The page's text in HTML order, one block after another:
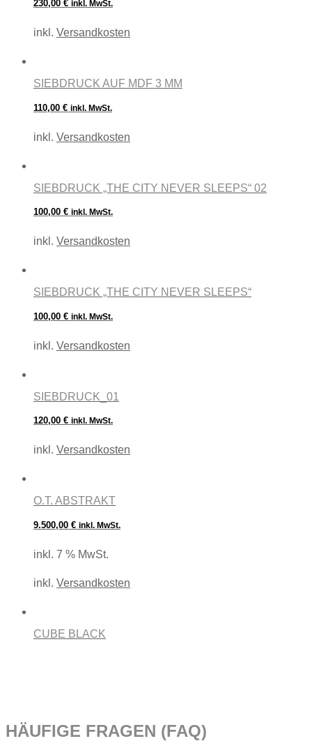
230,00 € inkl. MwSt.
inkl. Versandkosten
SIEBDRUCK AUF MDF 3 MM
110,00 € inkl. MwSt.
inkl. Versandkosten
SIEBDRUCK „THE CITY NEVER SLEEPS“ 02
100,00 € inkl. MwSt.
inkl. Versandkosten
SIEBDRUCK „THE CITY NEVER SLEEPS“
100,00 € inkl. MwSt.
inkl. Versandkosten
SIEBDRUCK_01
120,00 € inkl. MwSt.
inkl. Versandkosten
O.T. ABSTRAKT
9.500,00 € inkl. MwSt.
inkl. 7 % MwSt.
inkl. Versandkosten
CUBE BLACK
HÄUFIGE FRAGEN (FAQ)